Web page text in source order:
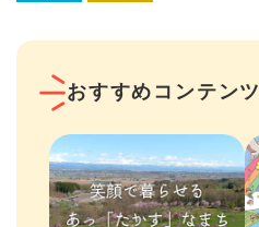
おすすめコンテンツ